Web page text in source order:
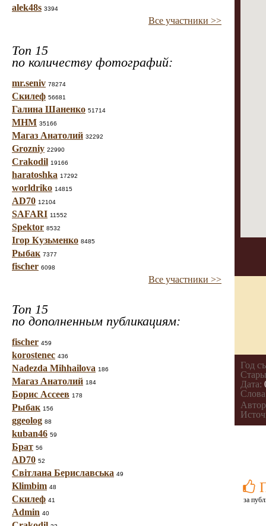
alek48s 3394
Все участники >>
Топ 15
по количеству фотографий:
mr.seniv 78274
Скилеф 56681
Галина Шаненко 51714
МНМ 35166
Магаз Анатолий 32292
Grozniy 22990
Crakodil 19166
haratoshka 17292
worldriko 14815
AD70 12104
SAFARI 11552
Spektor 8532
Ігор Кузьменко 8485
Рыбак 7377
fischer 6098
Все участники >>
Топ 15
по дополненным публикациям:
fischer 459
korostenec 436
Nadezda Mihhailova 186
Магаз Анатолий 184
Борис Ассеев 178
Рыбак 156
ggeolog 88
kuban46 59
Брат 56
AD70 52
Світлана Бериславська 49
Klimbim 48
Скилеф 41
Admin 40
Год
Дата:
за